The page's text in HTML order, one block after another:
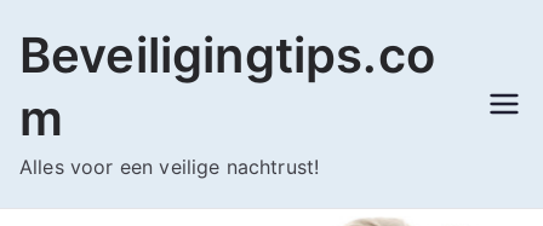
naar
inhoud
Beveiligingtips.co
m
Alles voor een veilige nachtrust!